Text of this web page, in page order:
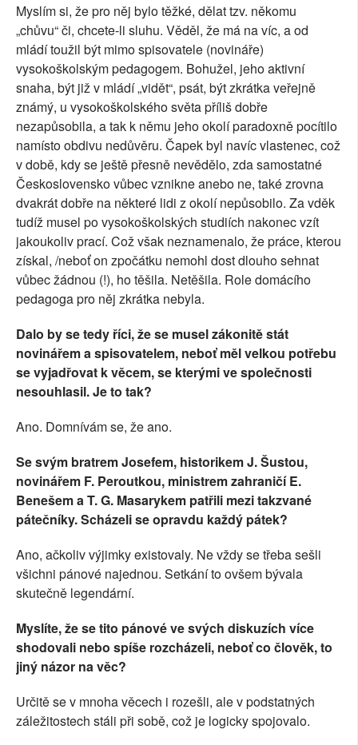
Myslím si, že pro něj bylo těžké, dělat tzv. někomu
„chůvu“ či, chcete-li sluhu. Věděl, že má na víc, a od
mládí toužil být mimo spisovatele (novináře)
vysokoškolským pedagogem. Bohužel, jeho aktivní
snaha, být již v mládí „vidět“, psát, být zkrátka veřejně
známý, u vysokoškolského světa příliš dobře
nezapůsobila, a tak k němu jeho okolí paradoxně pocítilo
namísto obdivu nedůvěru. Čapek byl navíc vlastenec, což
v době, kdy se ještě přesně nevědělo, zda samostatné
Československo vůbec vznikne anebo ne, také zrovna
dvakrát dobře na některé lidi z okolí nepůsobilo. Za vděk
tudíž musel po vysokoškolských studiích nakonec vzít
jakoukoliv prací. Což však neznamenalo, že práce, kterou
získal, /neboť on zpočátku nemohl dost dlouho sehnat
vůbec žádnou (!), ho těšila. Netěšila. Role domácího
pedagoga pro něj zkrátka nebyla.
Dalo by se tedy říci, že se musel zákonitě stát
novinářem a spisovatelem, neboť měl velkou potřebu
se vyjadřovat k věcem, se kterými ve společnosti
nesouhlasil. Je to tak?
Ano. Domnívám se, že ano.
Se svým bratrem Josefem, historikem J. Šustou,
novinářem F. Peroutkou, ministrem zahraničí E.
Benešem a T. G. Masarykem patřili mezi takzvané
pátečníky. Scházeli se opravdu každý pátek?
Ano, ačkoliv výjimky existovaly. Ne vždy se třeba sešli
všichni pánové najednou. Setkání to ovšem bývala
skutečně legendární.
Myslíte, že se tito pánové ve svých diskuzích více
shodovali nebo spíše rozcházeli, neboť co člověk, to
jiný názor na věc?
Určitě se v mnoha věcech i rozešli, ale v podstatných
záležitostech stáli při sobě, což je logicky spojovalo.